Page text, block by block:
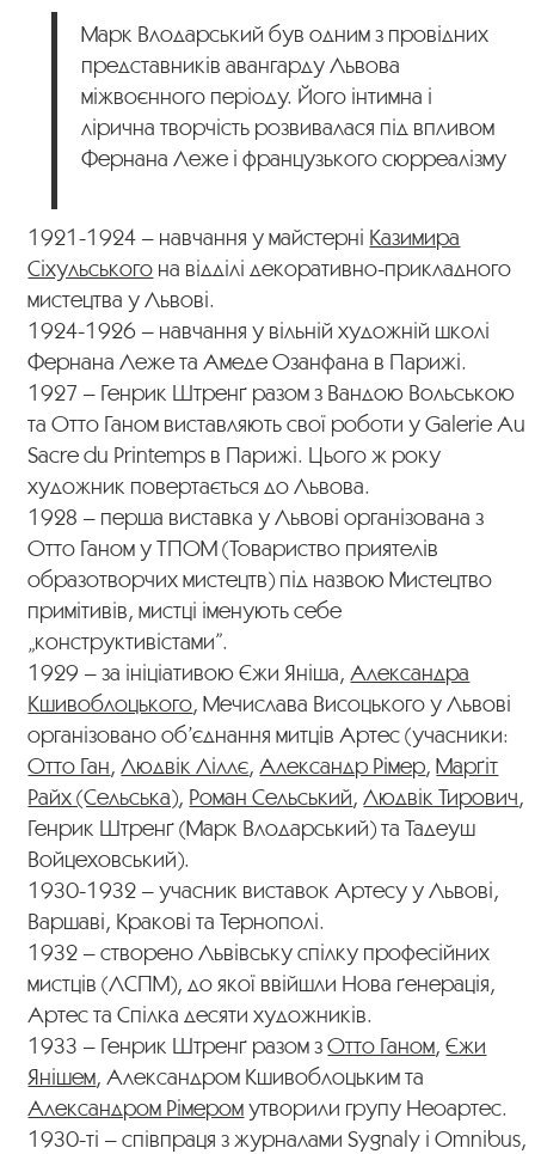
Марк Влодарський був одним з провідних
представників авангарду Львова
міжвоєнного періоду. Його інтимна і
лірична творчість розвивалася під впливом
Фернана Леже і французького сюрреалізму
1921-1924 – навчання у майстерні Казимира
Сіхульського на відділі декоративно-прикладного
мистецтва у Львові.
1924-1926 – навчання у вільній художній школі
Фернана Леже та Амеде Озанфана в Парижі.
1927 – Генрик Штренґ разом з Вандою Вольською
та Отто Ганом виставляють свої роботи у Galerie Au
Sacre du Printemps в Парижі. Цього ж року
художник повертається до Львова.
1928 – перша виставка у Львові організована з
Отто Ганом у ТПОМ (Товариство приятелів
образотворчих мистецтв) під назвою Мистецтво
примітивів, мистці іменують себе
„конструктивістами”.
1929 – за ініціативою Єжи Яніша, Александра
Кшивоблоцького, Мечислава Висоцького у Львові
організовано об’єднання митців Артес (учасники:
Отто Ган,Людвік Ліллє, Александр Рімер,Марґіт
Райх (Сельська), Роман Сельський,Людвік Тирович,
Генрик Штренґ (Марк Влодарський) та Тадеуш
Войцеховський).
1930-1932 – учасник виставок Артесу у Львові,
Варшаві, Кракові та Тернополі.
1932 – створено Львівську спілку професійних
мистців (ЛСПМ), до якої ввійшли Нова ґенерація,
Артес та Спілка десяти художників.
1933 – Генрик Штренґ разом зОтто Ганом,Єжи
Янішем, Александром Кшивоблоцьким та
Александром Рімеромутворили групу Неоартес.
1930-ті – співпраця з журналами Sygnaly і Omnibus,